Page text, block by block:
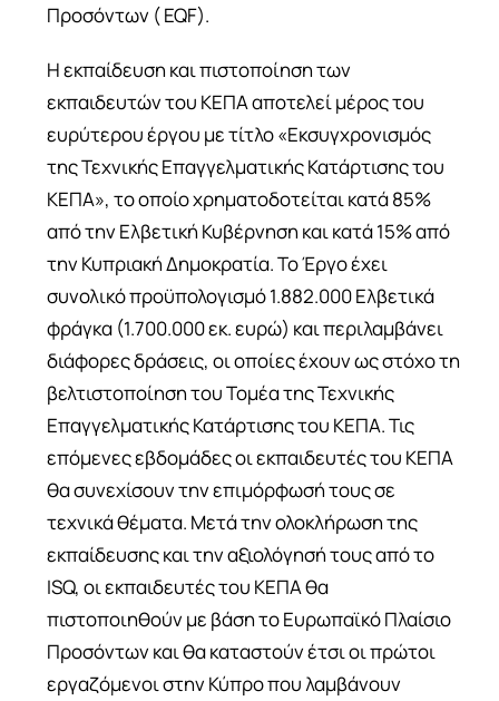
Προσόντων ( EQF).
Η εκπαίδευση και πιστοποίηση των
εκπαιδευτών του ΚΕΠΑ αποτελεί μέρος του
ευρύτερου έργου με τίτλο «Εκσυγχρονισμός
της Τεχνικής Επαγγελματικής Κατάρτισης του
ΚΕΠΑ», το οποίο χρηματοδοτείται κατά 85%
από την Ελβετική Κυβέρνηση και κατά 15% από
την Κυπριακή Δημοκρατία. Το Έργο έχει
συνολικό προϋπολογισμό 1.882.000 Ελβετικά
φράγκα (1.700.000 εκ. ευρώ) και περιλαμβάνει
διάφορες δράσεις, οι οποίες έχουν ως στόχο τη
βελτιστοποίηση του Τομέα της Τεχνικής
Επαγγελματικής Κατάρτισης του ΚΕΠΑ. Τις
επόμενες εβδομάδες οι εκπαιδευτές του ΚΕΠΑ
θα συνεχίσουν την επιμόρφωσή τους σε
τεχνικά θέματα. Μετά την ολοκλήρωση της
εκπαίδευσης και την αξιολόγησή τους από το
ISQ, οι εκπαιδευτές του ΚΕΠΑ θα
πιστοποιηθούν με βάση το Ευρωπαϊκό Πλαίσιο
Προσόντων και θα καταστούν έτσι οι πρώτοι
εργαζόμενοι στην Κύπρο που λαμβάνουν